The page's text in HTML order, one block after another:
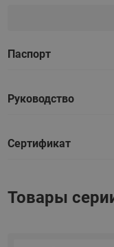
Паспорт
Руководство
Сертификат
Товары